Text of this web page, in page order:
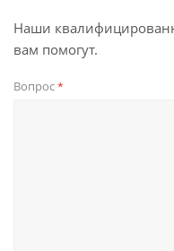
Наши
вам помогут.
Вопрос*